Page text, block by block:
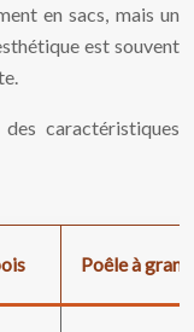
en sacs, mais un
est souvent
caractéristiques
Poêle à